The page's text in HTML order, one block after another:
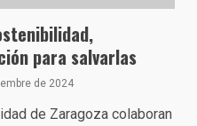
para salvarlas
de 2024
de Zaragoza colaboran